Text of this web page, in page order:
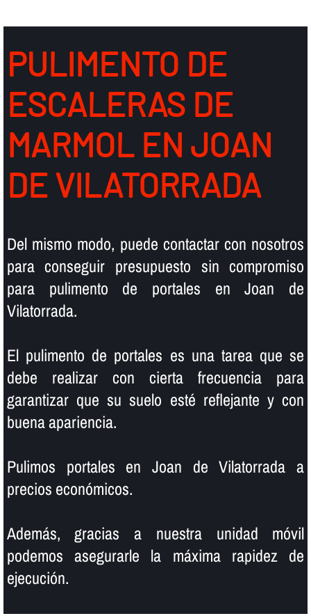
PULIMENTO DE
ESCALERAS DE
MARMOL EN JOAN
DE VILATORRADA
Del mismo modo, puede contactar con nosotros
para conseguir presupuesto sin compromiso
para pulimento de portales en Joan de
Vilatorrada.
El pulimento de portales es una tarea que se
debe realizar con cierta frecuencia para
garantizar que su suelo esté reflejante y con
buena apariencia.
Pulimos portales en Joan de Vilatorrada a
precios económicos.
Además, gracias a nuestra unidad móvil
podemos asegurarle la máxima rapidez de
ejecución.